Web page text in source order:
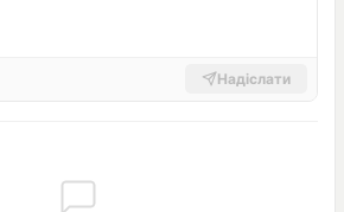
Надіслати